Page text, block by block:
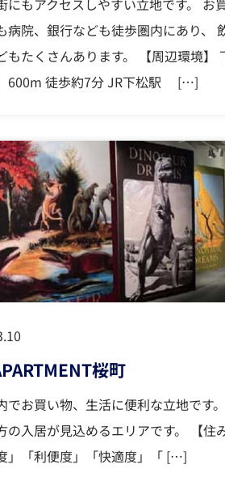
病院、銀行なども徒歩圏内にあり、
もたくさんあります。 【周辺環境】
600m 徒歩約7分 JR下松駅 […]
桜町
でお買い物、生活に便利な立地です
の入居が見込めるエリアです。 【
」「利便度」「快適度」「 […]